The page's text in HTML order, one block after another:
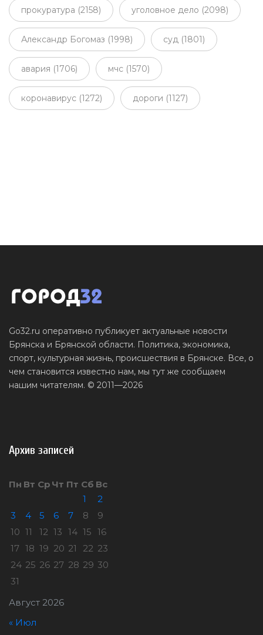
прокуратура (2158) уголовное дело (2098)
Александр Богомаз (1998) суд (1801)
авария (1706) мчс (1570)
коронавирус (1272) дороги (1127)
Go32.ru оперативно публикует актуальные новости
Брянска и Брянской области. Политика, экономика,
спорт, культурная жизнь, происшествия в Брянске. Все, о
чем становится известно нам, мы тут же сообщаем
нашим читателям. © 2011—2026
Архив записей
Август 2026
Пн Вт Ср Чт Пт Сб Вс
1
2
3
4 5 6 7 8
9
10 11 12 13 14 15 16
17 18 19 20 21 22 23
24 25 26 27 28 29 30
31
« Июл